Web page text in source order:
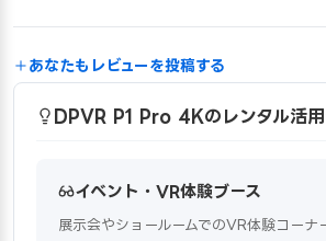
あなたもレビューを投稿する
DPVR P1 Pro 4Kのレンタル活用
イベント・VR体験ブース
展示会やショールームでのVR体験コーナ